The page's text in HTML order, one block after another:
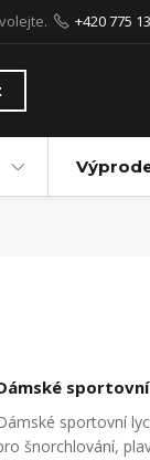
+420 775
sportovní
šnorchlování,